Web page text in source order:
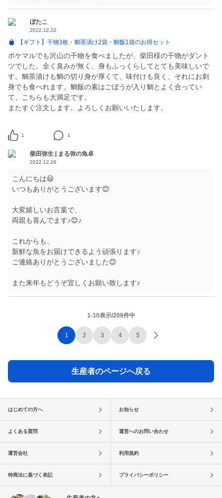
ぼたこ
2022.12.22
【ギフト】干物3枚・鯛茶漬け2袋・鯛飯1袋のお得セット
ポケマルでも沢山の干物を食べましたが、柴田様の干物がダント
ツでした。全く臭みが無く、身もふっくらしてとても美味しいで
す。鯛茶漬けも鯛の切り身が厚くて、味付けも良く、それにお刺
身でも食べれます。鯛飯の素はごぼうが入り鯛とよく合ってい
て、こちらも大満足です。
またすぐ注文します。よろしくお願いいたします。
1 1
柴田弥生 | まる弥の魚卓
2022.12.26
こんにちは😃
いつもありがとうございます😊
大変嬉しいお言葉で、
両親も喜んでます♪😊♪
これからも、
新鮮な魚をお届けできるよう頑張ります♪
ご連絡ありがとうございました😊
また来年もどうぞ宜しくお願い致します♪
1-10表示/209件中
1 2 3 4 5
生産者のページへ戻る
はじめての方へ お知らせ
よくある質問 運営へのお問い合わせ
運営会社 利用規約
特商法に基づく表記 プライバシーポリシー